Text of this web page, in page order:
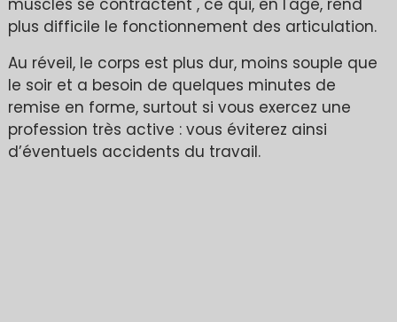
plus difficile le fonctionnement des articulation.
Au réveil, le corps est plus dur, moins souple que
le soir et a besoin de quelques minutes de
remise en forme, surtout si vous exercez une
profession très active : vous éviterez ainsi
d’éventuels accidents du travail.